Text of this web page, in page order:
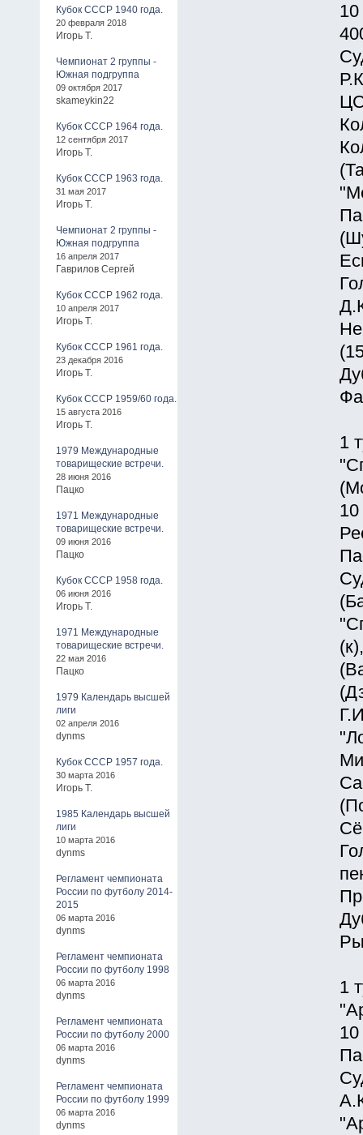
Кубок СССР 1940 года.
20 февраля 2018
Игорь Т.
Чемпионат 2 группы -
Южная подгруппа
09 октября 2017
skameykin22
Кубок СССР 1964 года.
12 сентября 2017
Игорь Т.
Кубок СССР 1963 года.
31 мая 2017
Игорь Т.
Чемпионат 2 группы -
Южная подгруппа
16 апреля 2017
Гаврилов Сергей
Кубок СССР 1962 года.
10 апреля 2017
Игорь Т.
Кубок СССР 1961 года.
23 декабря 2016
Игорь Т.
Кубок СССР 1959/60 года.
15 августа 2016
Игорь Т.
1979 Международные
товарищеские встречи.
28 июня 2016
Пацко
1971 Международные
товарищеские встречи.
09 июня 2016
Пацко
Кубок СССР 1958 года.
06 июня 2016
Игорь Т.
1971 Международные
товарищеские встречи.
22 мая 2016
Пацко
1979 Календарь высшей
лиги
02 апреля 2016
dynms
Кубок СССР 1957 года.
30 марта 2016
Игорь Т.
1985 Календарь высшей
лиги
10 марта 2016
dynms
Регламент чемпионата
России по футболу 2014-
2015
06 марта 2016
dynms
Регламент чемпионата
России по футболу 1998
06 марта 2016
dynms
Регламент чемпионата
России по футболу 2000
06 марта 2016
dynms
Регламент чемпионата
России по футболу 1999
06 марта 2016
dynms
1
1